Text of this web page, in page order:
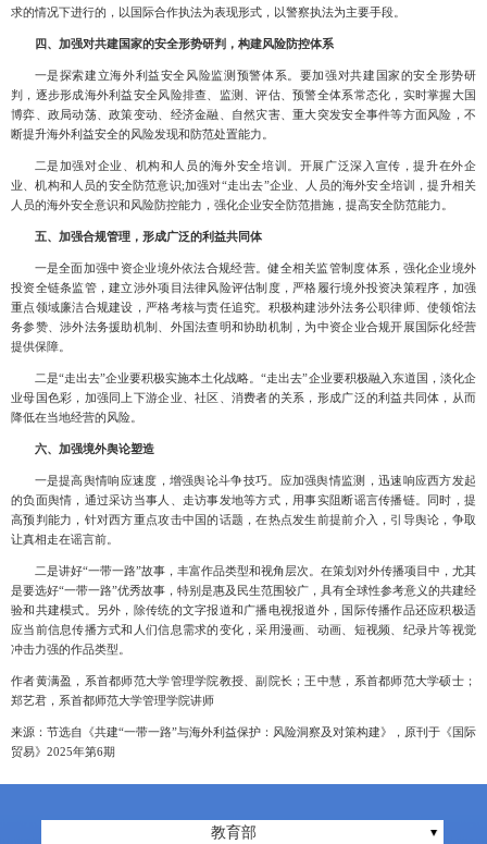
求的情况下进行的，以国际合作执法为表现形式，以警察执法为主要手段。
四、 加强对共建国家的安全形势研判，构建风险防控体系
一是探索建立海外利益安全风险监测预警体系。要加强对共建国家的安全形势研
判
，逐步形成海外利益安全风险排查、监测、评估、预警全体系常态化，实时掌握大国
博弈、政局动荡、政策变动、经济金融、自然灾害、重大突发安全事件等方面风险，不
断提升海外利益安全的风险发现和防范处置能力。
二是加强对企业、机构和人员的海外安全培训。开展广泛深入宣传 ，提升在外企
业、机构和人员的安全防范意识;加强对“走出去”企业、人员的海外安全培训，提升相关
人员的海外安全意识和风险防控能力，强化企业安全防范措施，提高安全防范能力。
五、 加强合规管理，形成广泛的利益共同体
一是全面加强中资企业境外依法合规经营。健全相关监管制度体系 ，强化企业境外
投资全链条监管，建立涉外项目法律风险评估制度，严格履行境外投资决策程序，加强
重点领域廉洁合规建设，严格考核与责任追究。积极构建涉外法务公职律师、使领馆法
务参赞、涉外法务援助机制、外国法查明和协助机制，为中资企业合规开展国际化经营
提供保障。
二是“走出去”企业要积极实施本土化战略。“走出去”企业要积极融入东道国 ，淡化企
业母国色彩，加强同上下游企业、社区、消费者的关系，形成广泛的利益共同体，从而
降低在当地经营的风险。
六、 加强境外舆论塑造
一是提高舆情响应速度 ，增强舆论斗争技巧。应加强舆情监测，迅速响应西方发起
的负面舆情，通过采访当事人、走访事发地等方式，用事实阻断谣言传播链。同时，提
高预判能力，针对西方重点攻击中国的话题，在热点发生前提前介入，引导舆论，争取
让真相走在谣言前。
二是讲好“一带一路”故事，丰富作品类型和视角层次。在策划对外传播项目中，尤其
是要选好“一带一路”优秀故事，特别是惠及民生范围较广，具有全球性参考意义的共建经
验和共建模式。另外，除传统的文字报道和广播电视报道外，国际传播作品还应积极适
应当前信息传播方式和人们信息需求的变化，采用漫画、动画、短视频、纪录片等视觉
冲击力强的作品类型。
作者黄满盈，系首都师范大学管理学院教授、副院长；王中慧，系首都师范大学硕士；
郑艺君 ，系首都师范大学管理学院讲师
来源： 节选自《共建“一带一路”与海外利益保护：风险洞察及对策构建》，原刊于《国际
贸易》2025年第6期
教育部